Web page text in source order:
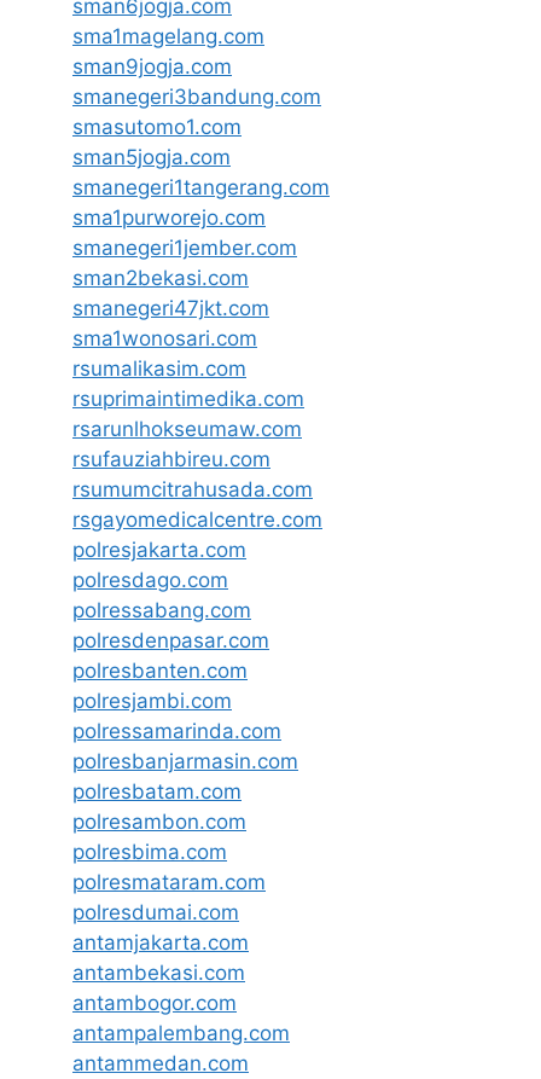
sman6jogja.com
sma1magelang.com
sman9jogja.com
smanegeri3bandung.com
smasutomo1.com
sman5jogja.com
smanegeri1tangerang.com
sma1purworejo.com
smanegeri1jember.com
sman2bekasi.com
smanegeri47jkt.com
sma1wonosari.com
rsumalikasim.com
rsuprimaintimedika.com
rsarunlhokseumaw.com
rsufauziahbireu.com
rsumumcitrahusada.com
rsgayomedicalcentre.com
polresjakarta.com
polresdago.com
polressabang.com
polresdenpasar.com
polresbanten.com
polresjambi.com
polressamarinda.com
polresbanjarmasin.com
polresbatam.com
polresambon.com
polresbima.com
polresmataram.com
polresdumai.com
antamjakarta.com
antambekasi.com
antambogor.com
antampalembang.com
antammedan.com